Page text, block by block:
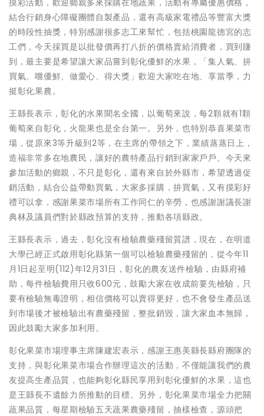
結合行銷身心障礙團體自製產品，還有高級家電禮品等豐富大獎
的時段性抽獎，特別感謝很多志工來幫忙，包括桃園龍德宮的志
工們，今天採買是以批發價再打八折的價格賣給消費者，買到賺
到，最主要是希望讓大家品嘗到彰化優鮮的水果，「集人氣、拚
買氣、嚐優鮮、做愛心、得大獎」歡迎大家吃在地、享當季，力
挺彰化果農。
王縣長表示，彰化的水果聞名全國，以葡萄來說，每2顆就有1顆
葡萄來自彰化，火龍果也是全台第一。另外，也特別恭喜果菜市
場，從原來3等升級到2等，在主席的帶領之下，業績蒸蒸日上，
造福非常多在地農民，讓好的農特產品行銷到家家戶戶。今天來
參加活動的鄉親，不只是彰化，還有來自於外縣市，希望透過促
銷活動，結合公益帶動買氣，大家多採購，拚買氣，又有摸彩好
禮可以拿，感謝果菜市場所有工作同仁的辛勞，也感謝謝議長謝
典林及議員們對於縣政預算的支持，推動各項縣政。
王縣長表示，過去，彰化沒有檢驗農藥殘留質譜，現在，在明道
大學已經正式啟用彰化縣第一個可以檢驗農藥殘留的，從今年11
月1日起至明(112)年12月31日，彰化的農友送件檢驗，由縣府補
助，每件檢驗費用只收600元，鼓勵大家在收成前要先檢驗，只
要有檢驗無毒證明，相信價格可以賣得更好，也不會發生產品送
到市場後才被檢驗出有農藥殘留，整批銷毀，讓大家血本無歸，
因此鼓勵大家多加利用。
彰化果菜市場理事主席陳建宏表示，感謝王惠美縣長縣府團隊的
支持，與彰化果菜市場合作辦理這次的活動，不僅能讓我們的農
友提高生產品質，也能夠彰化縣民享用到彰化優鮮的水果，這也
是王縣長不遺餘力所推動的目標。另外，彰化果菜市場全力把關
蔬果品質，每星期檢驗五天蔬果農藥殘留，抽樣檢查，源頭把